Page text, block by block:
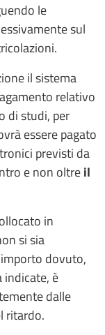
le
sul
il sistema
relativo
di studi, per
essere pagato
previsti da
e non oltreil
in
si sia
dovuto,
indicate, è
dalle
ritardo.